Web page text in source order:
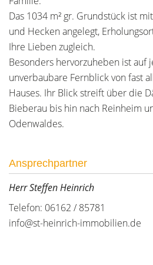
Das 1034 m² gr. Grundstück ist
und Hecken angelegt,
Ihre Lieben zugleich.
Besonders hervorzuheben ist auf
unverbaubare Fernblick von fast
Hauses. Ihr Blick streift über die
Bieberau bis hin nach Reinheim
Odenwaldes.
Ansprechpartner
Herr Steffen Heinrich
Telefon: 06162 / 85781
info@st-heinrich-immobilien.de